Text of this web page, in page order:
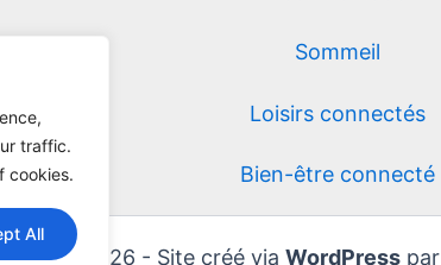
traffic.
cookies.
All
Sommeil
Loisirs connectés
Bien-être connecté
© 2026 - Site créé via WordPresspar